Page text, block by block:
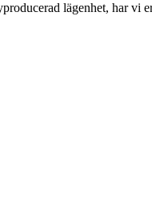
lägenhet, har vi